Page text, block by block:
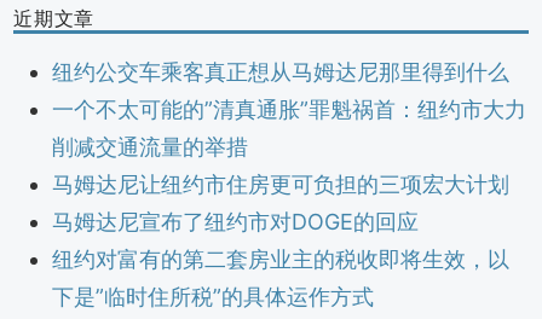
近期文章
纽约公交车乘客真正想从马姆达尼那里得到什么
一个不太可能的”清真通胀”罪魁祸首：纽约市大力
削减交通流量的举措
马姆达尼让纽约市住房更可负担的三项宏大计划
马姆达尼宣布了纽约市对DOGE的回应
纽约对富有的第二套房业主的税收即将生效，以
下是”临时住所税”的具体运作方式